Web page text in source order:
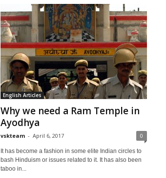
English Articles
Why we need a Ram Temple in
Ayodhya
vskteam - April 6, 2017 0
It has become a fashion in some elite Indian circles to
bash Hinduism or issues related to it. It has also been
taboo in...